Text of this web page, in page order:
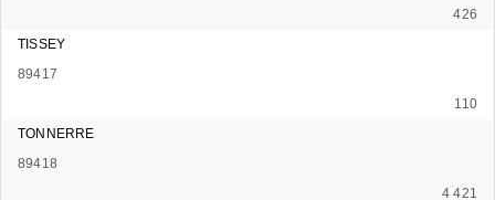
426
TISSEY
89417
110
TONNERRE
89418
4 421